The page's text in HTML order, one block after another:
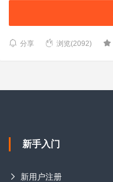
分享 浏览(2092)
新手入门
新用户注册